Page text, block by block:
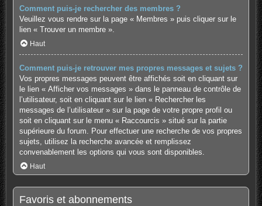
Comment puis-je rechercher des membres ?
Veuillez vous rendre sur la page « Membres » puis cliquer sur le
lien « Trouver un membre ».
Haut
Comment puis-je retrouver mes propres messages et sujets ?
Vos propres messages peuvent être affichés soit en cliquant sur
le lien « Afficher vos messages » dans le panneau de contrôle de
l’utilisateur, soit en cliquant sur le lien « Rechercher les
messages de l’utilisateur » sur la page de votre propre profil ou
soit en cliquant sur le menu « Raccourcis » situé sur la partie
supérieure du forum. Pour effectuer une recherche de vos propres
sujets, utilisez la recherche avancée et remplissez
convenablement les options qui vous sont disponibles.
Haut
Favoris et abonnements